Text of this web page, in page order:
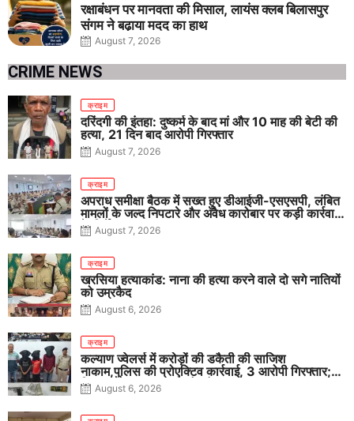
रक्षाबंधन पर मानवता की मिसाल, लायंस क्लब बिलासपुर
संगम ने बढ़ाया मदद का हाथ
August 7, 2026
CRIME NEWS
क्राइम
दरिंदगी की इंतहा: दुष्कर्म के बाद मां और 10 माह की बेटी की
हत्या, 21 दिन बाद आरोपी गिरफ्तार
August 7, 2026
क्राइम
अपराध समीक्षा बैठक में सख्त हुए डीआईजी-एसएसपी, लंबित
मामलों के जल्द निपटारे और अवैध कारोबार पर कड़ी कार्रवाई
के निर्देश
August 7, 2026
क्राइम
खरसिया हत्याकांड: नाना की हत्या करने वाले दो सगे नातियों
को उम्रकैद
August 6, 2026
क्राइम
कल्याण ज्वेलर्स में करोड़ों की डकैती की साजिश
नाकाम,पुलिस की प्रोएक्टिव कार्रवाई, 3 आरोपी गिरफ्तार;
पिस्टल, कारतूस, चाकू और मोबाइल बरामद
August 6, 2026